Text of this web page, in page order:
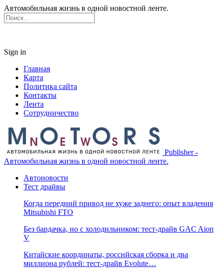
Автомобильная жизнь в одной новостной ленте.
Sign in
Главная
Карта
Политика сайта
Контакты
Лента
Сотрудничество
Publisher -
Автомобильная жизнь в одной новостной ленте.
Автоновости
Тест драйвы
Когда передний привод не хуже заднего: опыт владения
Mitsubishi FTO
Без бардачка, но с холодильником: тест-драйв GAC Aion
V
Китайские координаты, российская сборка и два
миллиона рублей: тест-драйв Evolute…